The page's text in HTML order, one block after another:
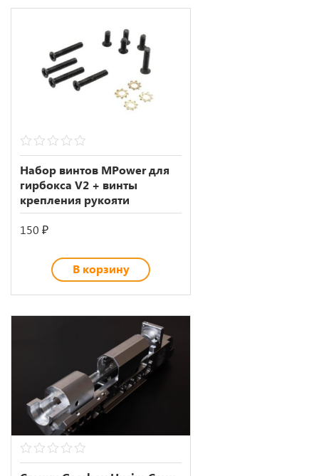
0
out
of
5
Набор винтов MPower для
гирбокса V2 + винты
крепления рукояти
150 ₽
В корзину
0
out